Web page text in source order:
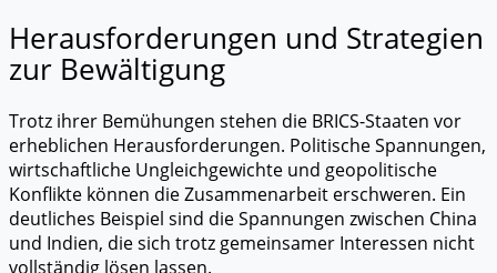
Herausforderungen und Strategien
zur Bewältigung
Trotz ihrer Bemühungen stehen die BRICS-Staaten vor
erheblichen Herausforderungen. Politische Spannungen,
wirtschaftliche Ungleichgewichte und geopolitische
Konflikte können die Zusammenarbeit erschweren. Ein
deutliches Beispiel sind die Spannungen zwischen China
und Indien, die sich trotz gemeinsamer Interessen nicht
vollständig lösen lassen.